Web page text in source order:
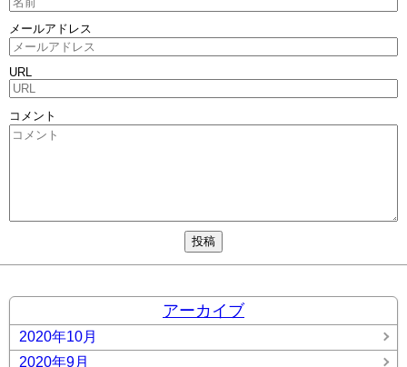
メールアドレス
URL
コメント
アーカイブ
2020年10月
2020年9月